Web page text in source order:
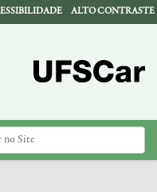
ALTO CONTRASTE